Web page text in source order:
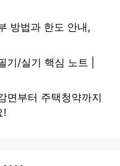
방법과 한도 안내,
기/실기 핵심 노트 |
면부터 주택청약까지
!